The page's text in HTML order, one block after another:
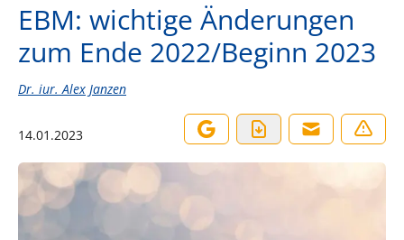
EBM: wichtige Änderungen
zum Ende 2022/Beginn 2023
Dr. iur. Alex Janzen
14.01.2023